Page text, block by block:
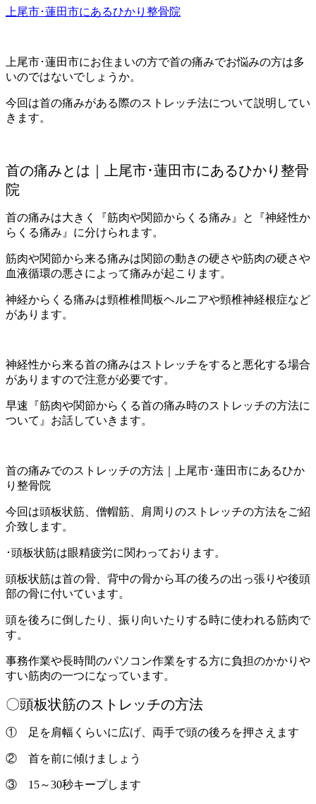
上尾市･蓮田市にあるひかり整骨院
上尾市･蓮田市にお住まいの方で首の痛みでお悩みの方は多
いのではないでしょうか。
今回は首の痛みがある際のストレッチ法について説明してい
きます。
首の痛みとは ｜上尾市･蓮田市にあるひかり整骨
院
首の痛みは大きく『筋肉や関節からくる痛み』と『神経性か
らくる痛み』に分けられます。
筋肉や関節から来る痛みは関節の動きの硬さや筋肉の硬さや
血液循環の悪さによって痛みが起こります。
神経からくる痛みは頸椎椎間板ヘルニアや頸椎神経根症など
があります。
神経性から来る首の痛みはストレッチをすると悪化する場合
がありますので注意が必要です。
早速『筋肉や関節からくる首の痛み時のストレッチの方法に
ついて』お話していきます。
首の痛みでのストレッチの方法 ｜上尾市･蓮田市にあるひか
り整骨院
今回は頭板状筋、僧帽筋、肩周りのストレッチの方法をご紹
介致します。
･頭板状筋は眼精疲労に関わっております。
頭板状筋は首の骨、背中の骨から耳の後ろの出っ張りや後頭
部の骨に付いています。
頭を後ろに倒したり、振り向いたりする時に使われる筋肉で
す。
事務作業や長時間のパソコン作業をする方に負担のかかりや
すい筋肉の一つになっています。
〇頭板状筋のストレッチの方法
① 足を肩幅くらいに広げ、両手で頭の後ろを押さえます
② 首を前に傾けましょう
③ 15～30秒キープします